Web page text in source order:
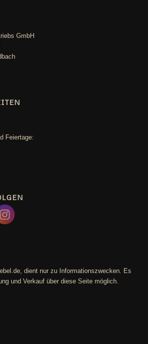
GmbH
Feiertage:
dient nur zu Infor­ma­ti­ons­zwe­cken. Es
und Ver­kauf über die­se Sei­te möglich.